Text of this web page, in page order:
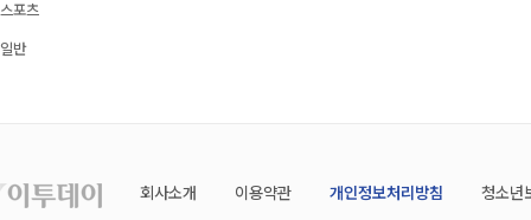
스포츠
일반
회사소개 이용약관 개인정보처리방침 청소년